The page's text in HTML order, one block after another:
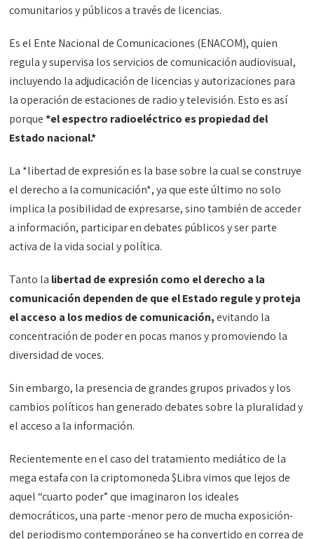
comunitarios y públicos a través de licencias.
Es el Ente Nacional de Comunicaciones (ENACOM), quien
regula y supervisa los servicios de comunicación audiovisual,
incluyendo la adjudicación de licencias y autorizaciones para
la operación de estaciones de radio y televisión. Esto es así
porque*el espectro radioeléctrico es propiedad del
Estado nacional.*
La *libertad de expresión es la base sobre la cual se construye
el derecho a la comunicación*, ya que este último no solo
implica la posibilidad de expresarse, sino también de acceder
a información, participar en debates públicos y ser parte
activa de la vida social y política.
Tanto la libertad de expresión como el derecho a la
comunicación dependen de que el Estado regule y proteja
el acceso a los medios de comunicación,evitando la
concentración de poder en pocas manos y promoviendo la
diversidad de voces.
Sin embargo, la presencia de grandes grupos privados y los
cambios políticos han generado debates sobre la pluralidad y
el acceso a la información.
Recientemente en el caso del tratamiento mediático de la
mega estafa con la criptomoneda $Libra vimos que lejos de
aquel “cuarto poder” que imaginaron los ideales
democráticos, una parte -menor pero de mucha exposición-
del periodismo contemporáneo se ha convertido en correa de